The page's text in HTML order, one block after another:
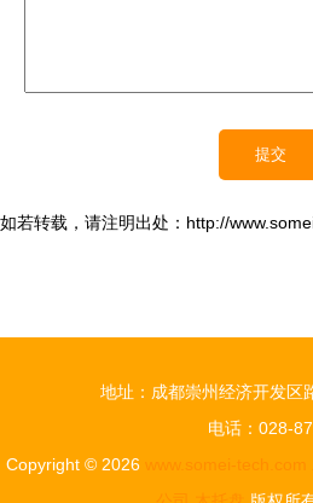
如若转载，请注明出处：http://
地址：成都崇州经济开发区
电话：028-
Copyright © 2026 www.somei-tech.com